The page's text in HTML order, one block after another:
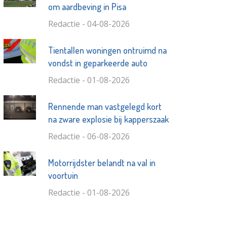
om aardbeving in Pisa
Redactie - 04-08-2026
Tientallen woningen ontruimd na
vondst in geparkeerde auto
Redactie - 01-08-2026
Rennende man vastgelegd kort
na zware explosie bij kapperszaak
Redactie - 06-08-2026
Motorrijdster belandt na val in
voortuin
Redactie - 01-08-2026